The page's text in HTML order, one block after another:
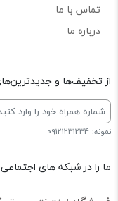
تماس با ما
درباره ما
از تخفیف‌ها و
نمونه: 09121231234
ما را در شبکه های